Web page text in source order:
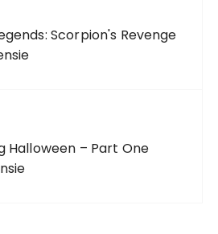
Scorpion's Revenge
Halloween – Part One